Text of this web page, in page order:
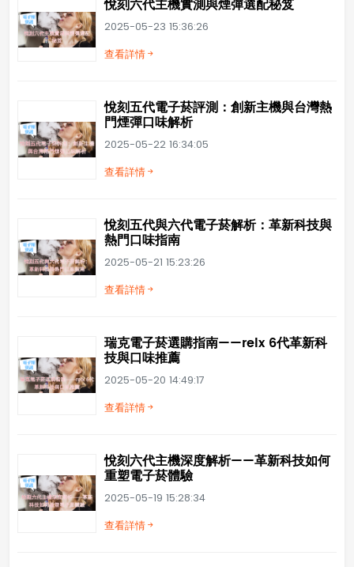
悅刻六代主機實測與煙彈選配秘笈
2025-05-23 15:36:26
查看詳情
悅刻五代電子菸評測：創新主機與台灣熱
門煙彈口味解析
2025-05-22 16:34:05
查看詳情
悅刻五代與六代電子菸解析：革新科技與
熱門口味指南
2025-05-21 15:23:26
查看詳情
瑞克電子菸選購指南——relx 6代革新科
技與口味推薦
2025-05-20 14:49:17
查看詳情
悅刻六代主機深度解析——革新科技如何
重塑電子菸體驗
2025-05-19 15:28:34
查看詳情